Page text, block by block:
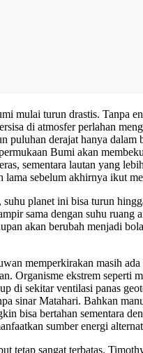
mulai turun drastis. Tanpa
di atmosfer perlahan
puluhan derajat hanya dalam
Bumi akan
sementara lautan yang
lama sebelum akhirnya ikut
planet ini bisa turun
sama dengan suhu ruang
akan berubah menjadi
memperkirakan masih
Organisme ekstrem seperti
di sekitar ventilasi panas
sinar Matahari. Bahkan
bisa bertahan sementara
sumber energi
tetap sangat terbatas.